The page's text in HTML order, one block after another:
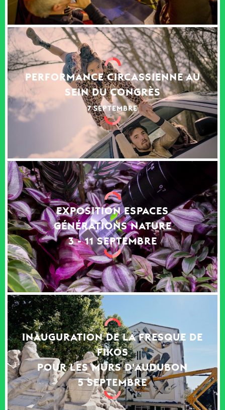
PERFORMANCE CIRCASSIENNE AU
SEIN DU CONGRÈS
7 SEPTEMBRE
EXPOSITION ESPACES
GÉNÉRATIONS NATURE
3 - 11 SEPTEMBRE
INAUGURATION DE LA FRESQUE DE
FIKOS
POUR LES MURS D'AUDUBON
5 SEPTEMBRE